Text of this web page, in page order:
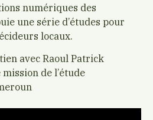
numériques des
une série d’études pour
locaux.
avec Raoul Patrick
de l’étude